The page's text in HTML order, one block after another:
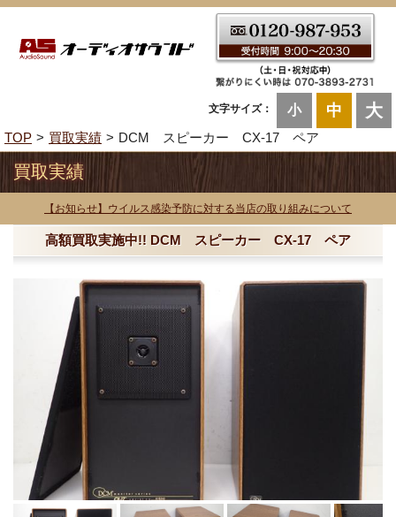
文字サイズ： 小 中 大
TOP 買取実績 DCM スピーカー CX-17 ペア
買取実績
【お知らせ】ウイルス感染予防に対する当店の取り組みについて
高額買取実施中!! DCM スピーカー CX-17 ペア